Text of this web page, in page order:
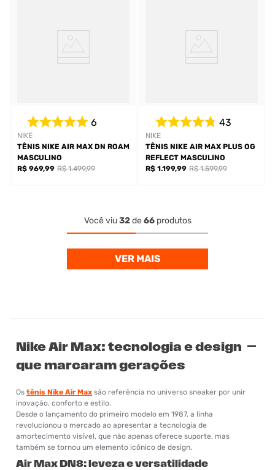
NIKE
6
TÊNIS NIKE AIR MAX DN ROAM
MASCULINO
R$ 969,99 R$ 1.499,99
NIKE
43
TÊNIS NIKE AIR MAX PLUS OG
REFLECT MASCULINO
R$ 1.199,99 R$ 1.599,99
Você viu32de66produtos
Nike Air Max: tecnologia e design
que marcaram gerações
Os tênis Nike Air Max são referência no universo sneaker por unir
inovação, conforto e estilo.
Desde o lançamento do primeiro modelo em 1987, a linha
revolucionou o mercado ao apresentar a tecnologia de
amortecimento visível, que não apenas oferece suporte, mas
também se tornou um elemento icônico de design.
Air Max DN8: leveza e versatilidade